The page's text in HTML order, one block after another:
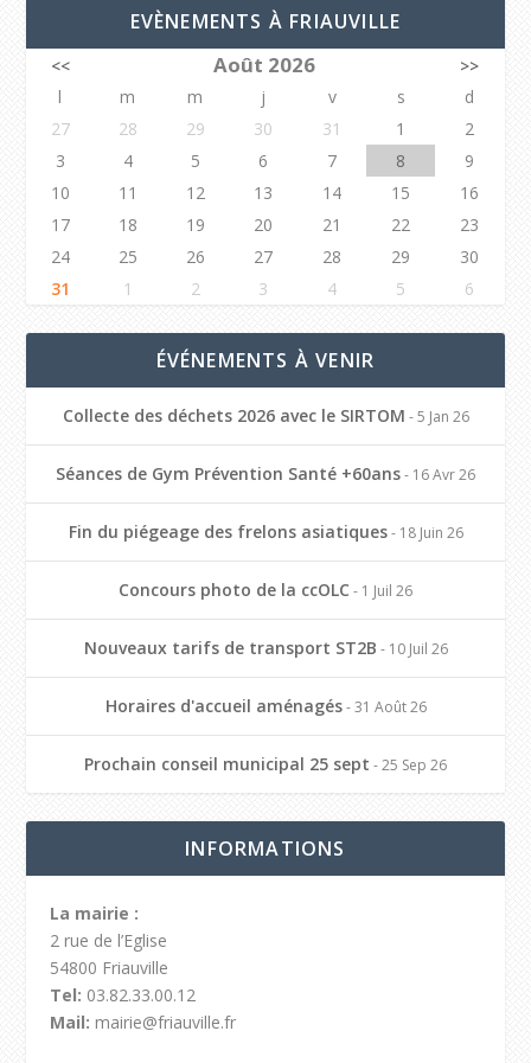
EVÈNEMENTS À FRIAUVILLE
<< Août 2026
>>
l
m m j v s
d
27
28 29 30 31 1
2
3
4 5 6 7 8
9
10
11 12 13 14 15
16
17
18 19 20 21 22
23
24
25 26 27 28 29
30
31
1 2 3 4 5 6
ÉVÉNEMENTS À VENIR
Collecte des déchets 2026 avec le SIRTOM - 5 Jan 26
Séances de Gym Prévention Santé +60ans- 16 Avr 26
Fin du piégeage des frelons asiatiques- 18 Juin 26
Concours photo de la ccOLC - 1 Juil 26
Nouveaux tarifs de transport ST2B - 10 Juil 26
Horaires d'accueil aménagés- 31 Août 26
Prochain conseil municipal 25 sept - 25 Sep 26
INFORMATIONS
La mairie :
2 rue de l’Eglise
54800 Friauville
Tel: 03.82.33.00.12
Mail: mairie@friauville.fr